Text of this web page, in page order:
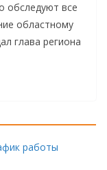
обследуют все
областному
глава региона
работы